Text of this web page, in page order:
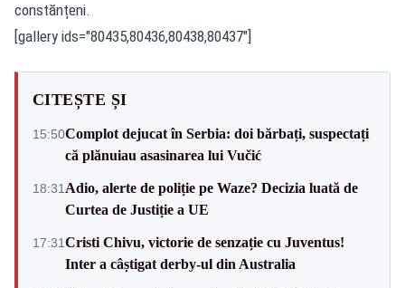
constănțeni.
[gallery ids="80435,80436,80438,80437"]
CITEȘTE ȘI
15:50Complot dejucat în Serbia: doi bărbați, suspectați
că plănuiau asasinarea lui Vučić
18:31 Adio, alerte de poliție pe Waze? Decizia luată de
Curtea de Justiție a UE
17:31Cristi Chivu, victorie de senzație cu Juventus!
Inter a câștigat derby-ul din Australia